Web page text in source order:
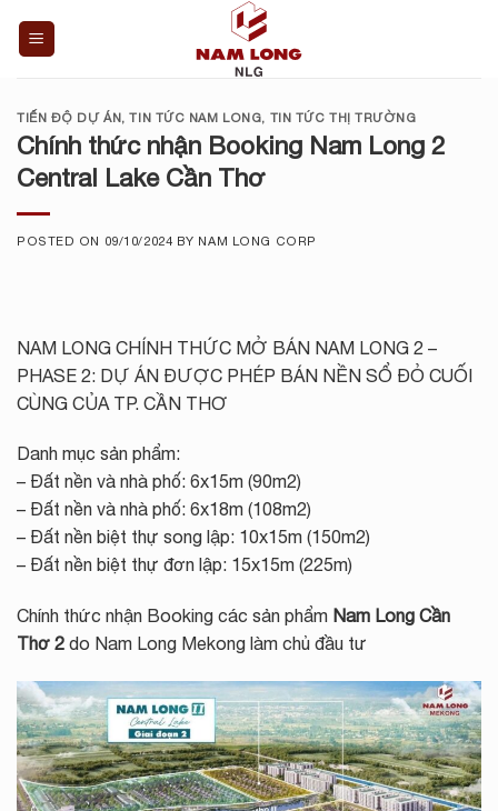
TIẾN ĐỘ DỰ ÁN,TIN TỨC NAM LONG, TIN TỨC THỊ TRƯỜNG
Chính thức nhận Booking Nam Long 2
Central Lake Cần Thơ
POSTED ON 09/10/2024 BY NAM LONG CORP
NAM LONG CHÍNH THỨC MỞ BÁN NAM LONG 2 –
PHASE 2: DỰ ÁN ĐƯỢC PHÉP BÁN NỀN SỔ ĐỎ CUỐI
CÙNG CỦA TP. CẦN THƠ
Danh mục sản phẩm:
– Đất nền và nhà phố: 6x15m (90m2)
– Đất nền và nhà phố: 6x18m (108m2)
– Đất nền biệt thự song lập: 10x15m (150m2)
– Đất nền biệt thự đơn lập: 15x15m (225m)
Chính thức nhận Booking các sản phẩm Nam Long Cần
Thơ 2 do Nam Long Mekong làm chủ đầu tư